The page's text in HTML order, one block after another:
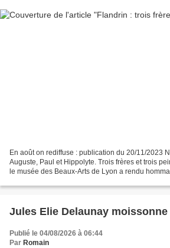
En août on rediffuse : publication du 20/11/2023
Auguste, Paul et Hippolyte. Trois frères et trois
le musée des Beaux-Arts de Lyon a rendu
Jules Elie Delaunay moissonne
Publié le 04/08/2026 à 06:44
Par Romain